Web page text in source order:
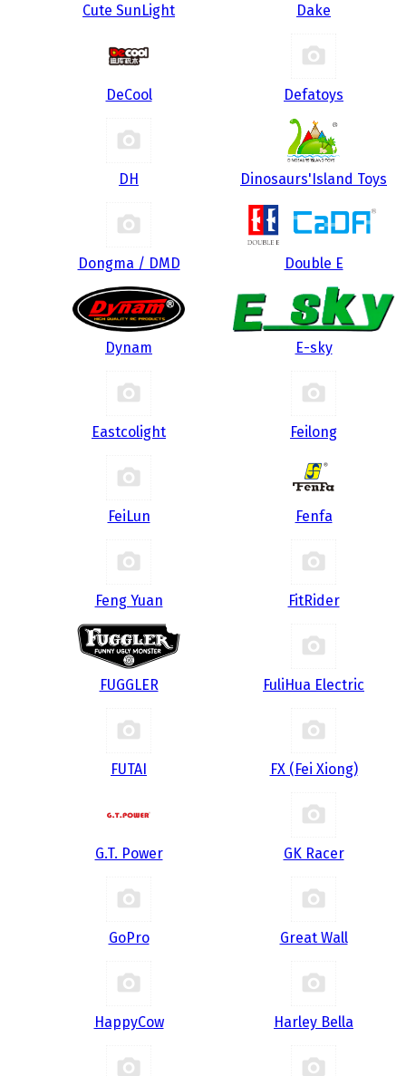
Cute SunLight Dake
DeCool Defatoys
DH Dinosaurs'Island Toys
Dongma / DMD Double E
Dynam E-sky
Eastcolight Feilong
FeiLun Fenfa
Feng Yuan FitRider
FUGGLER FuliHua Electric
FUTAI FX (Fei Xiong)
G.T. Power GK Racer
GoPro Great Wall
HappyCow Harley Bella